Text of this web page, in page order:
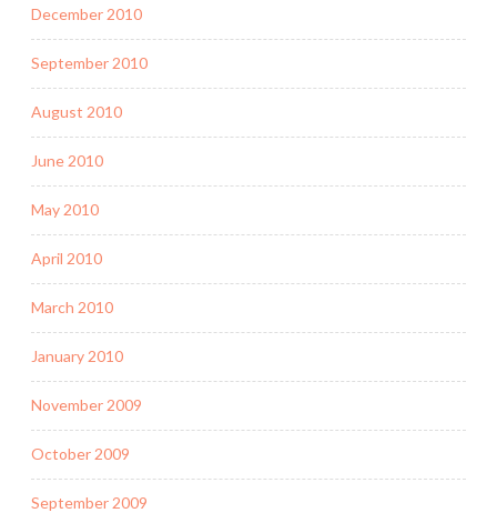
December 2010
September 2010
August 2010
June 2010
May 2010
April 2010
March 2010
January 2010
November 2009
October 2009
September 2009